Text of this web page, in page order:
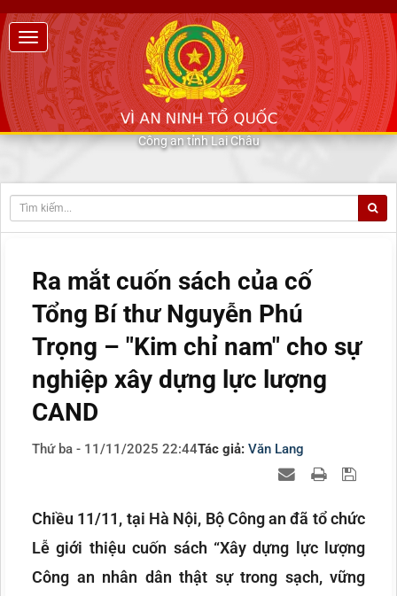
Công an tỉnh Lai Châu
Ra mắt cuốn sách của cố
Tổng Bí thư Nguyễn Phú
Trọng – "Kim chỉ nam" cho sự
nghiệp xây dựng lực lượng
CAND
Thứ ba - 11/11/2025 22:44Tác giả: Văn Lang
Chiều 11/11, tại Hà Nội, Bộ Công an đã tổ chức
Lễ giới thiệu cuốn sách “Xây dựng lực lượng
Công an nhân dân thật sự trong sạch, vững